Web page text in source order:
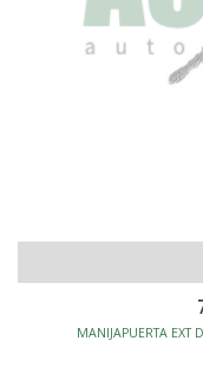
MANIJAPUERTA EXT